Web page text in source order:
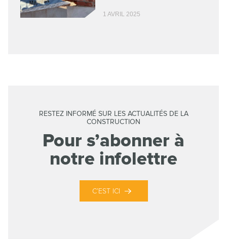
1 AVRIL 2025
RESTEZ INFORMÉ SUR LES ACTUALITÉS DE LA
CONSTRUCTION
Pour s’abonner à
notre infolettre
C’EST ICI